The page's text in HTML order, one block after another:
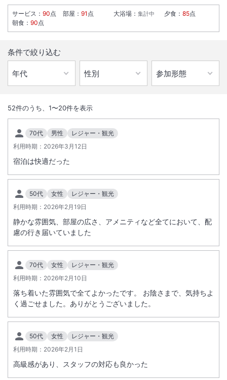
スタッフによる隅々まで行き届いたサービスとお料理で寛ぎの時間をご
提供致します。
駐車場あり
サステナビリティへの取り組み
施設からのお知らせ
客室内・バルコニー部分他、館内すべて禁煙となります。喫煙は所定の
喫煙所となります。
館内施設の営業時間はホテル公式ＨＰをご確認ください。
サービス ： 90点 部屋 ： 91 点 大浴場 ： 集計中 夕食 ： 85点
朝食 ： 90点
条件で絞り込む
52件のうち、 1〜20件を表示
70代 男性
レジャー・観光
利用時期： 2026年3月12日
宿泊は快適だった
50代 女性
レジャー・観光
利用時期： 2026年2月19日
静かな雰囲気、部屋の広さ、アメニティなど全てにおいて、配
慮の行き届いていました
70代 女性
レジャー・観光
利用時期： 2026年2月10日
落ち着いた雰囲気で全てよかったです。 お陰さまで、気持ちよ
く過ごせました。ありがとうございました。
50代 女性
レジャー・観光
利用時期： 2026年2月1日
高級感があり、スタッフの対応も良かった